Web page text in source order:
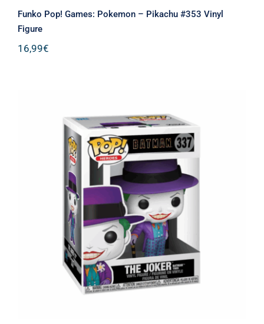
Funko Pop! Games: Pokemon – Pikachu #353 Vinyl
Figure
16,99€
Funko Pop! DC Heroes: Batman 1989 –
The Joker* (with Hat-Batman 1989
Movie) #337 Vinyl Figure